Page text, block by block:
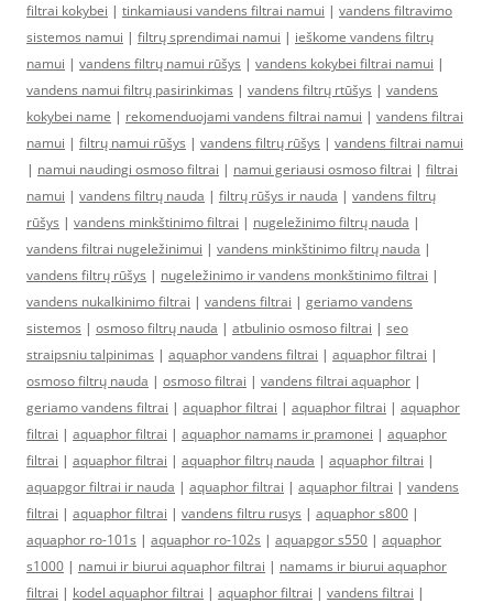
filtrai kokybei | tinkamiausi vandens filtrai namui | vandens filtravimo
sistemos namui | filtrų sprendimai namui | ieškome vandens filtrų
namui | vandens filtrų namui rūšys | vandens kokybei filtrai namui |
vandens namui filtrų pasirinkimas | vandens filtrų rtūšys | vandens
kokybei name | rekomenduojami vandens filtrai namui | vandens filtrai
namui | filtrų namui rūšys | vandens filtrų rūšys | vandens filtrai namui
| namui naudingi osmoso filtrai | namui geriausi osmoso filtrai | filtrai
namui | vandens filtrų nauda | filtrų rūšys ir nauda | vandens filtrų
rūšys | vandens minkštinimo filtrai | nugeležinimo filtrų nauda |
vandens filtrai nugeležinimui | vandens minkštinimo filtrų nauda |
vandens filtrų rūšys | nugeležinimo ir vandens monkštinimo filtrai |
vandens nukalkinimo filtrai | vandens filtrai | geriamo vandens
sistemos | osmoso filtrų nauda | atbulinio osmoso filtrai | seo
straipsniu talpinimas | aquaphor vandens filtrai | aquaphor filtrai |
osmoso filtrų nauda | osmoso filtrai | vandens filtrai aquaphor |
geriamo vandens filtrai | aquaphor filtrai | aquaphor filtrai | aquaphor
filtrai | aquaphor filtrai | aquaphor namams ir pramonei | aquaphor
filtrai | aquaphor filtrai | aquaphor filtrų nauda | aquaphor filtrai |
aquapgor filtrai ir nauda | aquaphor filtrai | aquaphor filtrai | vandens
filtrai | aquaphor filtrai | vandens filtru rusys | aquaphor s800 |
aquaphor ro-101s | aquaphor ro-102s | aquapgor s550 | aquaphor
s1000 | namui ir biurui aquaphor filtrai | namams ir biurui aquaphor
filtrai | kodel aquaphor filtrai | aquaphor filtrai | vandens filtrai |